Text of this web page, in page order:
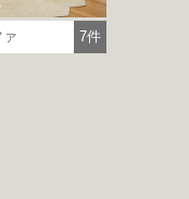
7件